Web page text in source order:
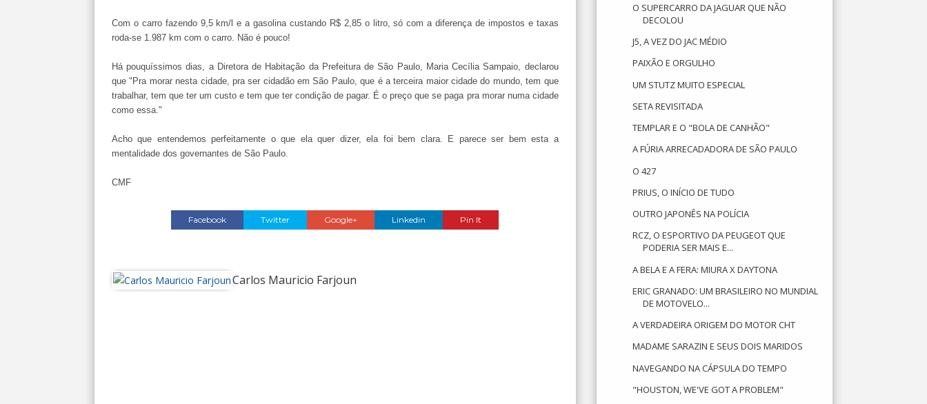
Com o carro fazendo 9,5 km/l e a gasolina custando R$ 2,85 o litro, só com a diferença de impostos e taxas
roda-se 1.987 km com o carro. Não é pouco!
Há pouquíssimos dias, a Diretora de Habitação da Prefeitura de São Paulo, Maria Cecília Sampaio, declarou
que "Pra morar nesta cidade, pra ser cidadão em São Paulo, que é a terceira maior cidade do mundo, tem que
trabalhar, tem que ter um custo e tem que ter condição de pagar. É o preço que se paga pra morar numa cidade
como essa."
Acho que entendemos perfeitamente o que ela quer dizer, ela foi bem clara. E parece ser bem esta a
mentalidade dos governantes de São Paulo.
CMF
Facebook Twitter Google+ Linkedin Pin It
Carlos Mauricio Farjoun
O SUPERCARRO DA JAGUAR QUE NÃO
DECOLOU
J5, A VEZ DO JAC MÉDIO
PAIXÃO E ORGULHO
UM STUTZ MUITO ESPECIAL
SETA REVISITADA
TEMPLAR E O "BOLA DE CANHÃO"
A FÚRIA ARRECADADORA DE SÃO PAULO
O 427
PRIUS, O INÍCIO DE TUDO
OUTRO JAPONÊS NA POLÍCIA
RCZ, O ESPORTIVO DA PEUGEOT QUE
PODERIA SER MAIS E...
A BELA E A FERA: MIURA X DAYTONA
ERIC GRANADO: UM BRASILEIRO NO MUNDIAL
DE MOTOVELO...
A VERDADEIRA ORIGEM DO MOTOR CHT
MADAME SARAZIN E SEUS DOIS MARIDOS
NAVEGANDO NA CÁPSULA DO TEMPO
"HOUSTON, WE'VE GOT A PROBLEM"